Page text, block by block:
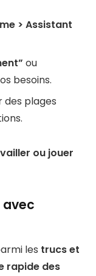
> Assistant
ou
besoins.
des plages
ou jouer
avec
les trucs et
rapide des